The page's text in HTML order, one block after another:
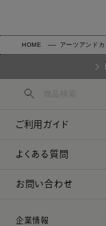
HOME アーツアンド
ご利用ガイド
よくある質問
お問い合わせ
企業情報